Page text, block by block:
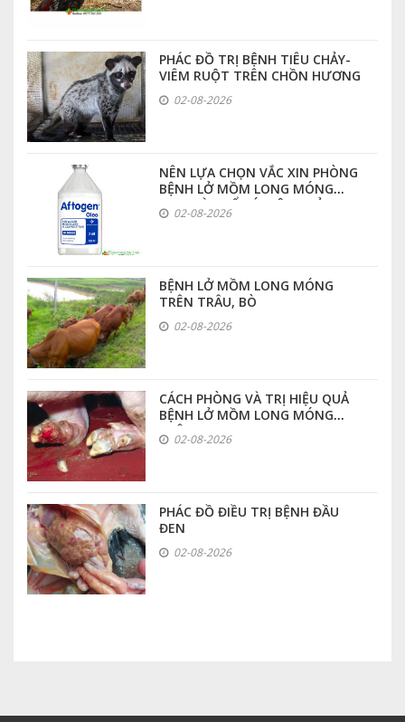
PHÁC ĐỒ TRỊ BỆNH TIÊU CHẢY-
VIÊM RUỘT TRÊN CHỒN HƯƠNG
02-08-2026
NÊN LỰA CHỌN VẮC XIN PHÒNG
BỆNH LỞ MỒM LONG MÓNG
LOẠI NÀO ĐỂ CÓ HIỆU QUẢ CAO
NHẤT
02-08-2026
BỆNH LỞ MỒM LONG MÓNG
TRÊN TRÂU, BÒ
02-08-2026
CÁCH PHÒNG VÀ TRỊ HIỆU QUẢ
BỆNH LỞ MỒM LONG MÓNG
TRÊN HEO
02-08-2026
PHÁC ĐỒ ĐIỀU TRỊ BỆNH ĐẦU
ĐEN
02-08-2026